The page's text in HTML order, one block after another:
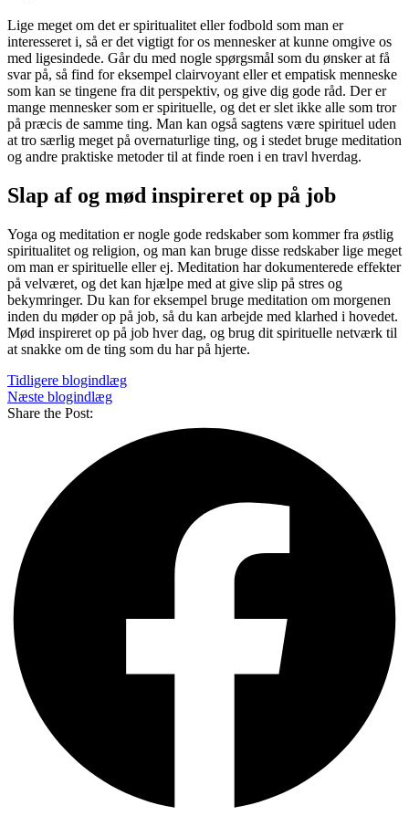
Lige meget om det er spiritualitet eller fodbold som man er
interesseret i, så er det vigtigt for os mennesker at kunne omgive os
med ligesindede. Går du med nogle spørgsmål som du ønsker at få
svar på, så find for eksempel clairvoyant eller et empatisk menneske
som kan se tingene fra dit perspektiv, og give dig gode råd. Der er
mange mennesker som er spirituelle, og det er slet ikke alle som tror
på præcis de samme ting. Man kan også sagtens være spirituel uden
at tro særlig meget på overnaturlige ting, og i stedet bruge meditation
og andre praktiske metoder til at finde roen i en travl hverdag.
Slap af og mød inspireret op på job
Yoga og meditation er nogle gode redskaber som kommer fra østlig
spiritualitet og religion, og man kan bruge disse redskaber lige meget
om man er spirituelle eller ej. Meditation har dokumenterede effekter
på velværet, og det kan hjælpe med at give slip på stres og
bekymringer. Du kan for eksempel bruge meditation om morgenen
inden du møder op på job, så du kan arbejde med klarhed i hovedet.
Mød inspireret op på job hver dag, og brug dit spirituelle netværk til
at snakke om de ting som du har på hjerte.
Tidligere blogindlæg
Næste blogindlæg
Share the Post: